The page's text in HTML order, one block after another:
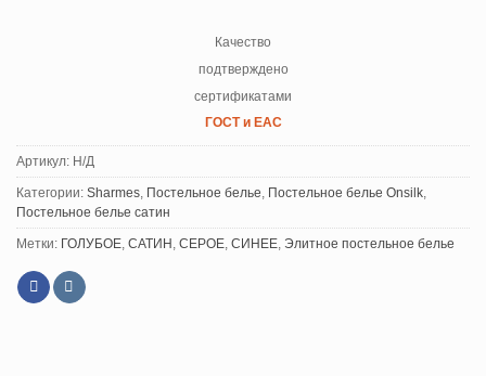
Качество
подтверждено
сертификатами
ГОСТ и ЕАС
Артикул: Н/Д
Категории: Sharmes Постельное белье Постельное белье Onsilk
Постельное белье сатин
Метки: ГОЛУБОЕ САТИН СЕРОЕ СИНЕЕ Элитное постельное белье